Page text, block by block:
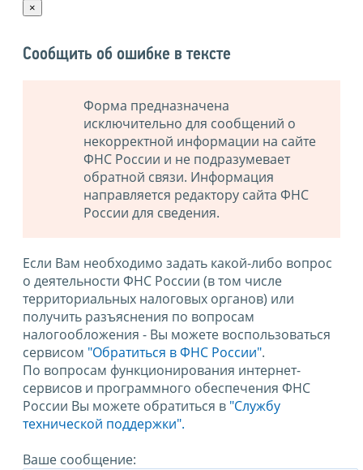
×
Сообщить об ошибке в тексте
Форма предназначена
исключительно для сообщений о
некорректной информации на сайте
ФНС России и не подразумевает
обратной связи. Информация
направляется редактору сайта ФНС
России для сведения.
Если Вам необходимо задать какой-либо вопрос
о деятельности ФНС России (в том числе
территориальных налоговых органов) или
получить разъяснения по вопросам
налогообложения - Вы можете воспользоваться
сервисом "Обратиться в ФНС России".
По вопросам функционирования интернет-
сервисов и программного обеспечения ФНС
России Вы можете обратиться в "Службу
технической поддержки".
Ваше сообщение: